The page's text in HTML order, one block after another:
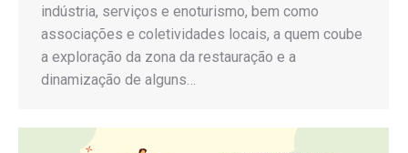
indústria, serviços e enoturismo, bem como
associações e coletividades locais, a quem coube
a exploração da zona da restauração e a
dinamização de alguns…